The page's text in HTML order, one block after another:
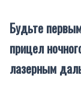
Будьте
прицел
лазерным